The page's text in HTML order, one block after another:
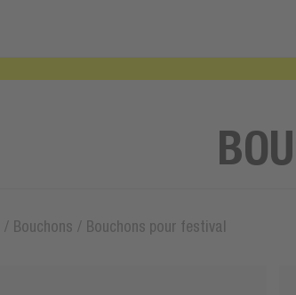
/ Bouchons / Bouchons pour festival